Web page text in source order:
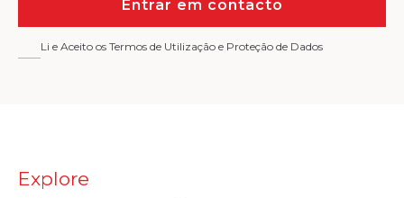
Entrar em contacto
Li e Aceito os Termos de Utilização e Proteção de Dados
Explore